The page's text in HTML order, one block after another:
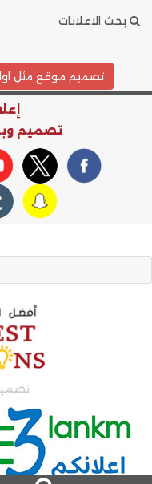
بحث الاعلانات
تصميم موقع مثل
تصميم